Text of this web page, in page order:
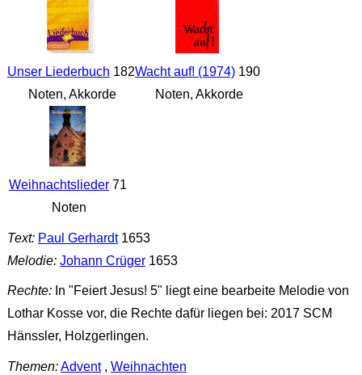
Unser Liederbuch 182
Noten, Akkorde
Wacht auf! (1974)190
Noten, Akkorde
Weihnachtslieder71
Noten
Text: Paul Gerhardt1653
Melodie: Johann Crüger1653
Rechte:In "Feiert Jesus! 5" liegt eine bearbeite Melodie von
Lothar Kosse vor, die Rechte dafür liegen bei: 2017 SCM
Hänssler, Holzgerlingen.
Themen:Advent, Weihnachten